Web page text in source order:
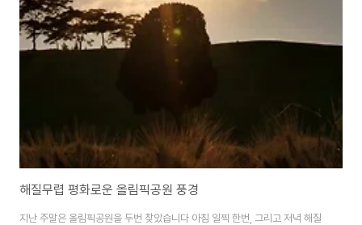
부모님과 함께 모를 심고 있네요 더운 땡볕에서 모 심느라 다들 고생이지만 좋
은 추억이 되겠죠? 잠시 왕따나무 인근에서 이런저런 사진도 담고 몽촌토성 길
산책을 하고 되돌아 왔습니다.
해질무렵 평화로운 올림픽공원 풍경
지난 주말은 올림픽공원을 두번 찾았습니다 아침 일찍 한번, 그리고 저녁 해질